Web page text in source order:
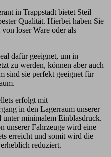
in Trappstadt bietet Steil
Qualität. Hierbei haben Sie
loser Ware oder als
dafür geeignet, um in
zu werden, können aber auch
sind sie perfekt geeignet für
erfolgt mit
in den Lagerraum unserer
unter minimalem Einblasdruck.
unserer Fahrzeuge wird eine
erreicht und somit wird die
reduziert.